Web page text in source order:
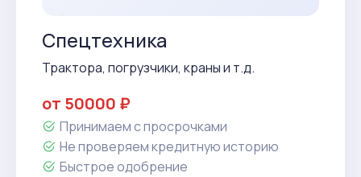
Спецтехника
Трактора, погрузчики, краны и т.д.
от 50000 ₽
Принимаем с просрочками
Не проверяем кредитную историю
Быстрое одобрение